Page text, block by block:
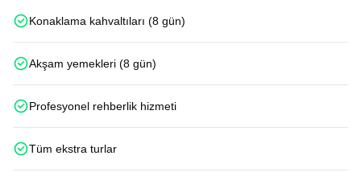
Konaklama kahvaltıları (8 gün)
Akşam yemekleri (8 gün)
Profesyonel rehberlik hizmeti
Tüm ekstra turlar